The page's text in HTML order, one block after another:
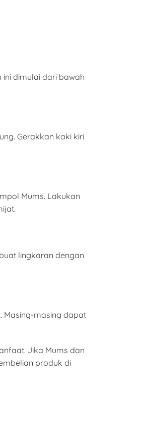
ini dimulai dari bawah
Gerakkan kaki kiri
Mums. Lakukan
lingkaran dengan
Masing-masing dapat
Jika Mums dan
produk di